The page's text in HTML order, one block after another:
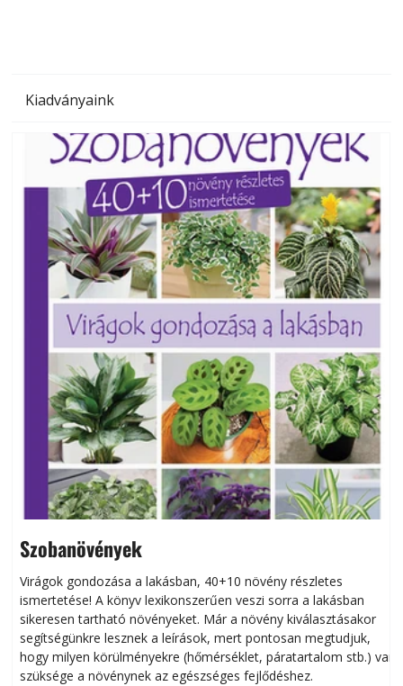
Kiadványaink
Szobanövények
Virágok gondozása a lakásban, 40+10 növény részletes
ismertetése! A könyv lexikonszerűen veszi sorra a lakásban
sikeresen tart­ha­tó növényeket. Már a növény kiválasztásakor
segítségünkre lesznek a leírások, mert pontosan megtudjuk,
hogy milyen körülményekre (hőmérséklet, páratartalom stb.) van
szüksége a növénynek az egészséges fejlődéshez.